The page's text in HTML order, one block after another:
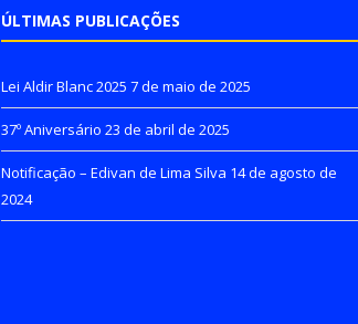
ÚLTIMAS PUBLICAÇÕES
Lei Aldir Blanc 2025 7 de maio de 2025
37º Aniversário 23 de abril de 2025
Notificação – Edivan de Lima Silva 14 de agosto de
2024